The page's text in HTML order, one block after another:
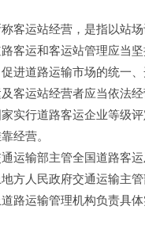
运站经营，是指以站场
运和客运站管理应当坚
进道路运输市场的统一
运站经营者应当依法经
行道路客运企业等级评
经营。
输部主管全国道路客运
人民政府交通运输主管
运输管理机构负责具体